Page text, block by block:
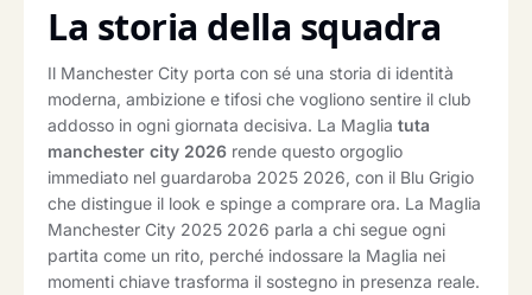
La storia della squadra
Il Manchester City porta con sé una storia di identità
moderna, ambizione e tifosi che vogliono sentire il club
addosso in ogni giornata decisiva. La Maglia tuta
manchester city 2026 rende questo orgoglio
immediato nel guardaroba 2025 2026, con il Blu Grigio
che distingue il look e spinge a comprare ora. La Maglia
Manchester City 2025 2026 parla a chi segue ogni
partita come un rito, perché indossare la Maglia nei
momenti chiave trasforma il sostegno in presenza reale.